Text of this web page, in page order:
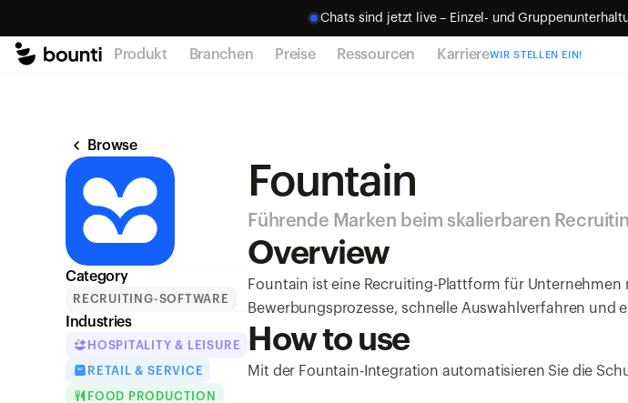
Chats sind jetzt live – Einzel- und
Produkt Branchen Preise Ressourcen KarriereWIR STELLEN EIN!
Browse
Category
RECRUITING-SOFTWARE
Industries
HOSPITALITY & LEISURE
RETAIL & SERVICE
FOOD PRODUCTION
Fountain
Führende Marken beim skalierbaren
Overview
Fountain ist eine Recruiting-Plattform für
Bewerbungsprozesse, schnelle Auswahlverfahren und
How to use
Mit der Fountain-Integration automatisieren Sie die